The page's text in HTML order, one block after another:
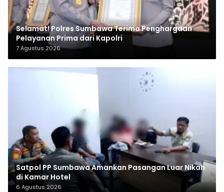
Selamat! Polres Sumbawa Terima Penghargaan
Pelayanan Prima dari Kapolri
7 Agustus 2026
Satpol PP Sumbawa Amankan Pasangan Luar Nikah
di Kamar Hotel
6 Agustus 2026